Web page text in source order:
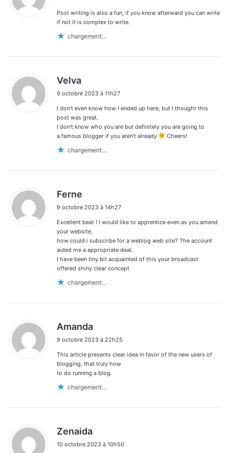
:
Post writing is also a fun, if you know afterward you can write
if not it is complex to write.
chargement…
Velva
t
9 octobre 2023 à 11h27
I don’t even know how I ended up here, but I thought this
post was great.
I don’t know who you are but definitely you are going to
a famous blogger if you aren’t already
Cheers!
chargement…
Ferne
t
:
9 octobre 2023 à 14h27
Excellent beat ! I would like to apprentice even as you amend
your website,
how could i subscribe for a weblog web site? The account
aided me a appropriate deal.
I have been tiny bit acquainted of this your broadcast
offered shiny clear concept
chargement…
Amanda
t
:
9 octobre 2023 à 22h25
This article presents clear idea in favor of the new users of
blogging, that truly how
to do running a blog.
chargement…
Zenaida
t
10 octobre 2023 à 10h50